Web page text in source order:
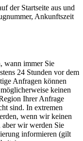
der Startseite aus und
Ankunftszeit
wann immer Sie
24 Stunden vor dem
Anfragen können
keinen
Ihrer Anfrage
sind. In extremen
wenn wir keinen
wir werden Sie
informieren (gilt